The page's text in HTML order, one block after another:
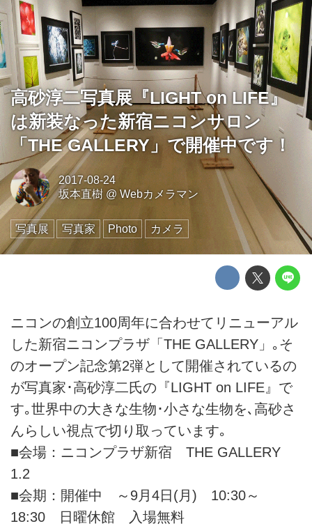
高砂淳二写真展『LIGHT on LIFE』
は新装なった新宿ニコンサロン
「THE GALLERY」で開催中です！
2017-08-24
坂本直樹@ Webカメラマン
写真展 写真家 Photo カメラ
ニコンの創立100周年に合わせてリニューアル
した新宿ニコンプラザ「THE GALLERY」｡そ
のオープン記念第2弾として開催されているの
が写真家･高砂淳二氏の『LIGHT on LIFE』で
す｡世界中の大きな生物･小さな生物を､高砂さ
んらしい視点で切り取っています｡
■会場：ニコンプラザ新宿 THE GALLERY
1.2
■会期：開催中 ～9月4日(月) 10:30～
18:30 日曜休館 入場無料